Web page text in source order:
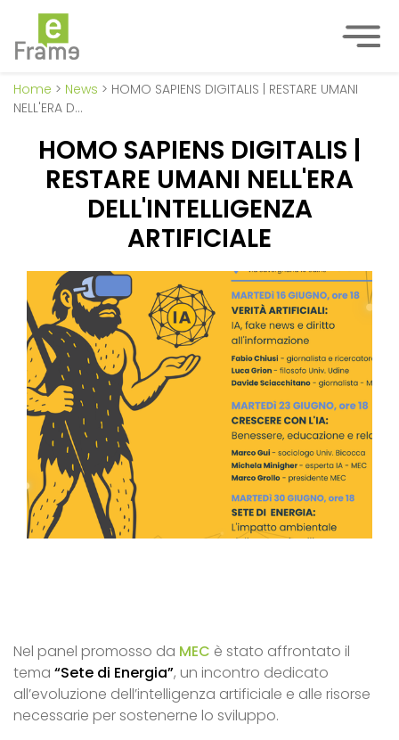
Home > News > HOMO SAPIENS DIGITALIS | RESTARE UMANI
NELL'ERA D…
HOMO SAPIENS DIGITALIS |
RESTARE UMANI NELL'ERA
DELL'INTELLIGENZA
ARTIFICIALE
Nel panel promosso da MEC è stato affrontato il
tema “Sete di Energia”, un incontro dedicato
all’evoluzione dell’intelligenza artificiale e alle risorse
necessarie per sostenerne lo sviluppo.